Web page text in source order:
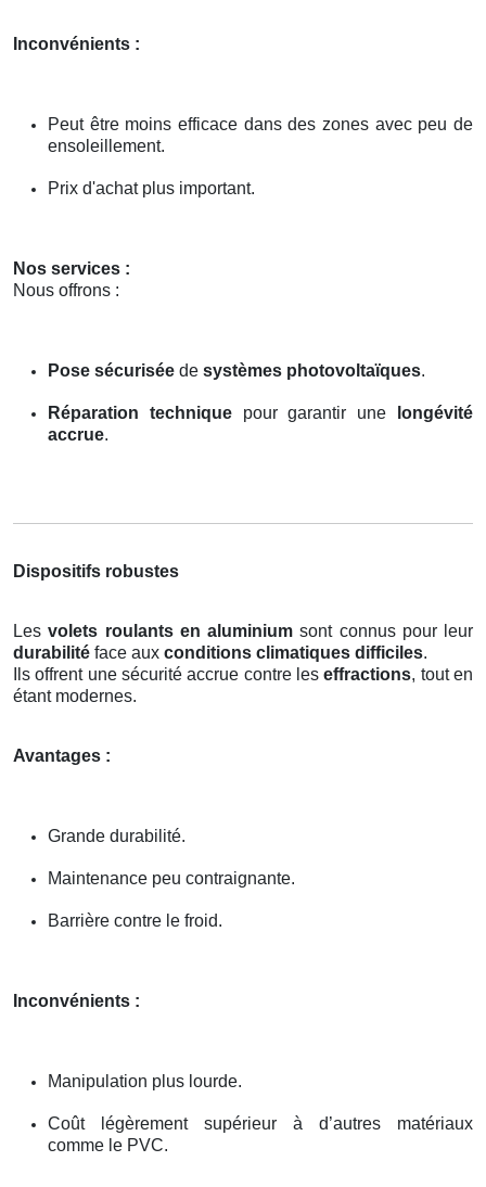
Inconvénients :
Peut être moins efficace dans des zones avec peu de
ensoleillement.
Prix d'achat plus important.
Nos services :
Nous offrons :
Pose sécurisée de systèmes photovoltaïques.
Réparation techniquepour garantir une
longévité
accrue.
Dispositifs robustes
Lesvolets roulants en aluminium sont connus pour leur
durabilité face aux conditions climatiques difficiles.
Ils offrent une sécurité accrue contre leseffractions, tout en
étant modernes.
Avantages :
Grande durabilité.
Maintenance peu contraignante.
Barrière contre le froid.
Inconvénients :
Manipulation plus lourde.
Coût légèrement supérieur à d’autres matériaux
comme le PVC.